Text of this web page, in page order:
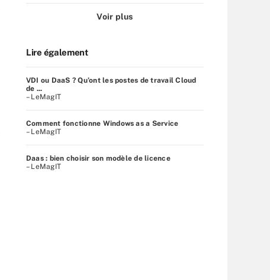
Voir plus
Lire également
VDI ou DaaS ? Qu’ont les postes de travail Cloud
de ...
– LeMagIT
Comment fonctionne Windows as a Service
– LeMagIT
Daas : bien choisir son modèle de licence
– LeMagIT